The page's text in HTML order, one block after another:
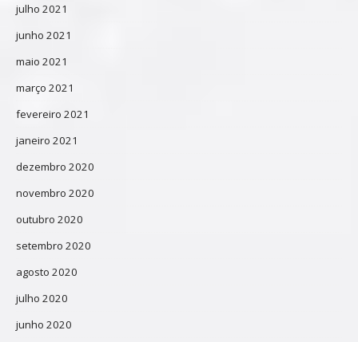
julho 2021
junho 2021
maio 2021
março 2021
fevereiro 2021
janeiro 2021
dezembro 2020
novembro 2020
outubro 2020
setembro 2020
agosto 2020
julho 2020
junho 2020